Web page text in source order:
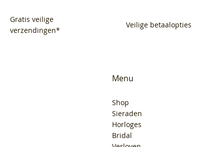
Gratis veilige
verzendingen*
Veilige betaalopties
Menu
Shop
Sieraden
Horloges
Bridal